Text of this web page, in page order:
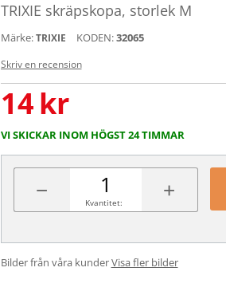
TRIXIE skräpskopa, storlek M
Märke: TRIXIE KODEN:32065
Skriv en recension
14kr
VI SKICKAR INOM HÖGST 24 TIMMAR
− +
Kvantitet:
Bilder från våra kunderVisa fler bilder